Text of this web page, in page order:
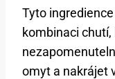
Tyto​
kombinaci
omyt a nakrájet